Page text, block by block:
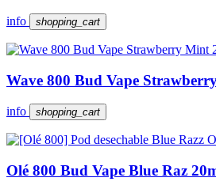
info shopping_cart
Wave 800 Bud Vape
info shopping_cart
Olé 800 Bud Vape Blue Raz